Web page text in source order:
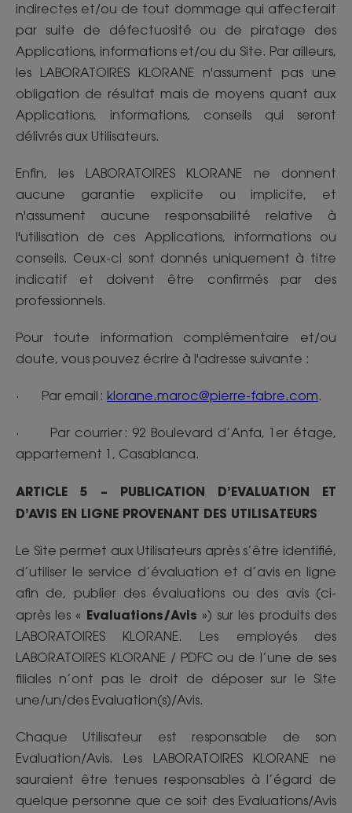
indirectes et/ou de tout dommage qui affecterait
par suite de défectuosité ou de piratage des
Applications, informations et/ou du Site. Par ailleurs,
les LABORATOIRES KLORANE n'assument pas une
obligation de résultat mais de moyens quant aux
Applications, informations, conseils qui seront
délivrés aux Utilisateurs.
Enfin, les LABORATOIRES KLORANE ne donnent
aucune garantie explicite ou implicite, et
n'assument aucune responsabilité relative à
l'utilisation de ces Applications, informations ou
conseils. Ceux-ci sont donnés uniquement à titre
indicatif et doivent être confirmés par des
professionnels.
Pour toute information complémentaire et/ou
doute, vous pouvez écrire à l'adresse suivante :
· Par email : klorane.maroc@pierre-fabre.com.
· Par courrier : 92 Boulevard d’Anfa, 1er étage,
appartement 1, Casablanca.
ARTICLE 5 – PUBLICATION D’EVALUATION ET
D’AVIS EN LIGNE PROVENANT DES UTILISATEURS
Le Site permet aux Utilisateurs après s’être identifié,
d’utiliser le service d’évaluation et d’avis en ligne
afin de, publier des évaluations ou des avis (ci-
après les « Evaluations/Avis ») sur les produits des
LABORATOIRES KLORANE. Les employés des
LABORATOIRES KLORANE / PDFC ou de l’une de ses
filiales n’ont pas le droit de déposer sur le Site
une/un/des Evaluation(s)/Avis.
Chaque Utilisateur est responsable de son
Evaluation/Avis. Les LABORATOIRES KLORANE ne
sauraient être tenues responsables à l’égard de
quelque personne que ce soit des Evaluations/Avis